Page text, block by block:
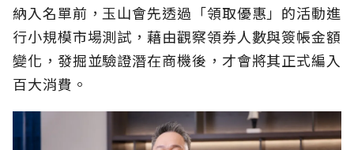
納入名單前，玉山會先透過「領取優惠」的活動進
行小規模市場測試，藉由觀察領券人數與簽帳金額
變化，發掘並驗證潛在商機後，才會將其正式編入
百大消費。